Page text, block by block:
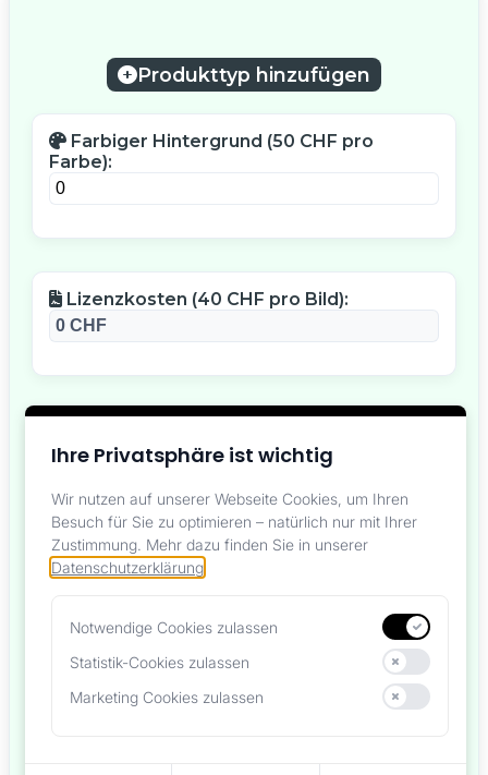
Produkttyp hinzufügen
Farbiger Hintergrund (50 CHF pro
Farbe):
Lizenzkosten (40 CHF pro Bild):
Basispreis pro Produkttyp: 70 CHF
Mengenrabatte pro Produkttyp:
(4-5) , 12% (6-10) ,
Fixe Lizenzkosten:
40 CHF pro
Bild
einem Klick
Ihre Privatsphäre ist wichtig
Wir nutzen auf unserer Webseite Cookies, um Ihren
Besuch für Sie zu optimieren – natürlich nur mit Ihrer
Zustimmung. Mehr dazu finden Sie in unserer
Datenschutzerklärung.
Notwendige Cookies zulassen
Unverzichtbar für die Funktionalität der Website
Statistik-Cookies zulassen
Helfen uns, unsere Website zu verbessern
Marketing Cookies zulassen
Personalisierte Werbung